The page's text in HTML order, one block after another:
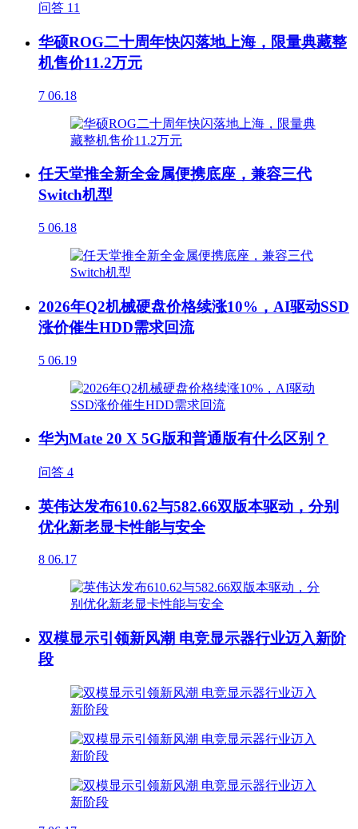
问答 11
华硕ROG二十周年快闪落地上海，限量典藏整
机售价11.2万元
7 06.18
任天堂推全新全金属便携底座，兼容三代
Switch机型
5 06.18
2026年Q2机械硬盘价格续涨10%，AI驱动SSD
涨价催生HDD需求回流
5 06.19
华为Mate 20 X 5G版和普通版有什么区别？
问答 4
英伟达发布610.62与582.66双版本驱动，分别
优化新老显卡性能与安全
8 06.17
双模显示引领新风潮 电竞显示器行业迈入新阶
段